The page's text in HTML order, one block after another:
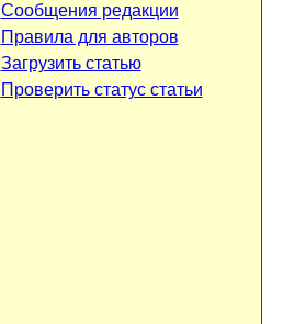
Сообщения редакции
Правила для авторов
Загрузить статью
Проверить статус статьи